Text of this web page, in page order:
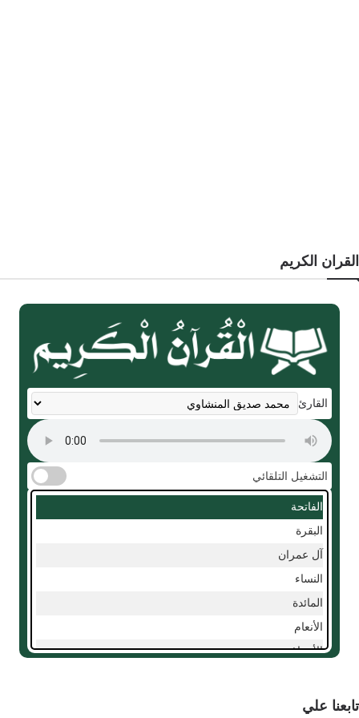
القران الكريم
القارئ
التشغيل التلقائي
الفاتحة
البقرة
آل عمران
النساء
المائدة
الأنعام
الأعراف
التوبة
تابعنا علي